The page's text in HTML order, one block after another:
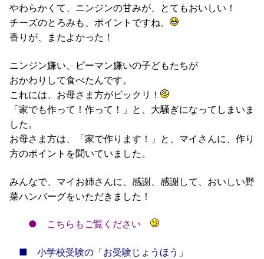
やわらかくて、ニンジンの甘みが、とてもおいしい！
チーズのとろみも、ポイントですね。
香りが、またよかった！
ニンジン嫌い、ピーマン嫌いの子どもたちが
おかわりして食べたんです。
これには、お母さま方がビックリ！
「家でも作って！作って！」と、大騒ぎになってしまいま
した。
お母さま方は、「家で作ります！」と、マイさんに、作り
方のポイントを聞いていました。
みんなで、マイお姉さんに、感謝、感謝して、おいしい野
菜ハンバーグをいただきました！
● こちらもご覧ください
■
小学校受験の「お受験じょうほう」